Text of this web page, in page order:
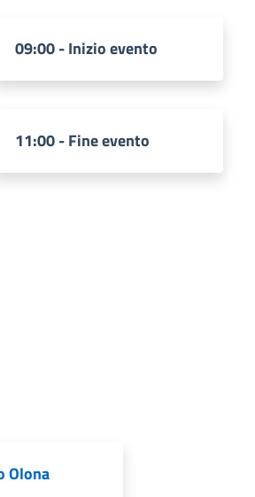
09:00 - Inizio evento
11:00 - Fine evento
Olona